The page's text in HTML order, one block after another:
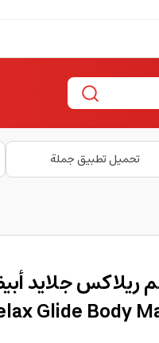
تحميل تطبيق جملة
ريلاكس جلايد
Glide Body